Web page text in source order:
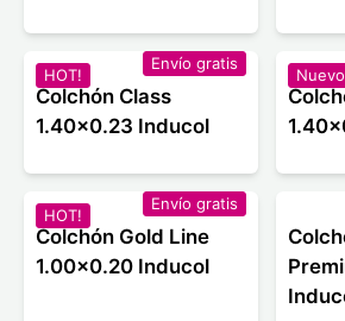
HOT!
Envío gratis
Colchón Class
1.40x0.23 Inducol
HOT!
Envío gratis
Colchón Gold Line
1.00x0.20 Inducol